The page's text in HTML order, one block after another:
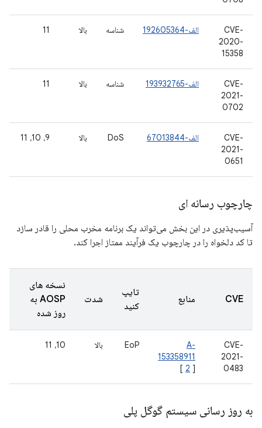
CVE-
2020-
15358
الف-192605364 شناسه بالا 11
CVE-
2021-
0702
الف-193932765 شناسه بالا 11
CVE-
2021-
0651
الف-67013844 DoS بالا 9، 10، 11
چارچوب رسانه ای
آسیب‌پذیری در این بخش می‌تواند یک برنامه مخرب محلی را قادر سازد
تا کد دلخواه را در چارچوب یک فرآیند ممتاز اجرا کند.
CVE منابع
تایپ
کنید
شدت
نسخه های
AOSP به
روز شده
CVE-
2021-
0483
A-
153358911
[ 2 ]
EoP بالا 10، 11
به روز رسانی سیستم گوگل پلی